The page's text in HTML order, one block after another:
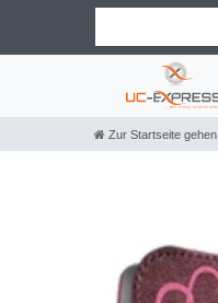
Zur Startseite gehen